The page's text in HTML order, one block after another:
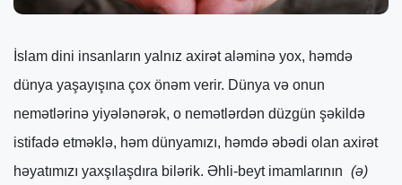
İslam dini insanların yalnız axirət aləminə yox, həmdə
dünya yaşayışına çox önəm verir. Dünya və onun
nemətlərinə yiyələnərək, o nemətlərdən düzgün şəkildə
istifadə etməklə, həm dünyamızı, həmdə əbədi olan axirət
həyatımızı yaxşılaşdıra bilərik. Əhli-beyt imamlarının (ə)